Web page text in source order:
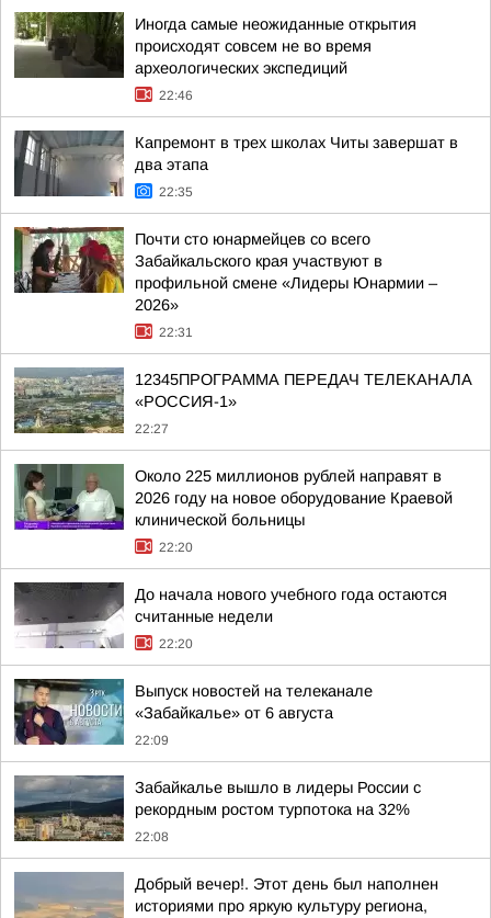
Иногда самые неожиданные открытия
происходят совсем не во время
археологических экспедиций
22:46
Капремонт в трех школах Читы завершат в
два этапа
22:35
Почти сто юнармейцев со всего
Забайкальского края участвуют в
профильной смене «Лидеры Юнармии –
2026»
22:31
12345ПРОГРАММА ПЕРЕДАЧ ТЕЛЕКАНАЛА
«РОССИЯ-1»
22:27
Около 225 миллионов рублей направят в
2026 году на новое оборудование Краевой
клинической больницы
22:20
До начала нового учебного года остаются
считанные недели
22:20
Выпуск новостей на телеканале
«Забайкалье» от 6 августа
22:09
Забайкалье вышло в лидеры России с
рекордным ростом турпотока на 32%
22:08
Добрый вечер!. Этот день был наполнен
историями про яркую культуру региона,